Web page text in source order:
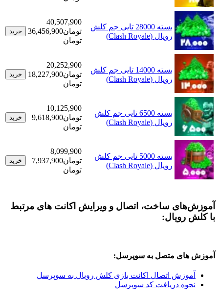
بسته 28000 تایی جم کلش
رویال (Clash Royale)
40,507,900
تومان36,456,900
تومان
خرید
بسته 14000 تایی جم کلش
رویال (Clash Royale)
20,252,900
تومان18,227,900
تومان
خرید
بسته 6500 تایی جم کلش
رویال (Clash Royale)
10,125,900
تومان
9,618,900
تومان
خرید
بسته 5000 تایی جم کلش
رویال (Clash Royale)
8,099,900
تومان
7,937,900
تومان
خرید
ساخت، اتصال و ویرایش اکانت های مرتبط
متصل به سوپرسل:
اتصال اکانت بازی کلش رویال به سوپرسل
دریافت کد سوپرسل